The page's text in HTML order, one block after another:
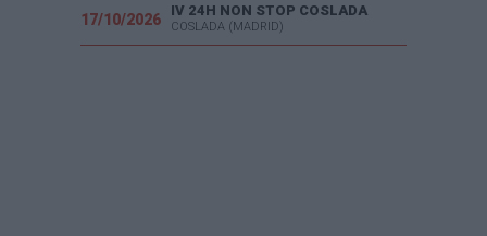
17/10/2026
IV 24H NON STOP COSLADA
COSLADA (MADRID)